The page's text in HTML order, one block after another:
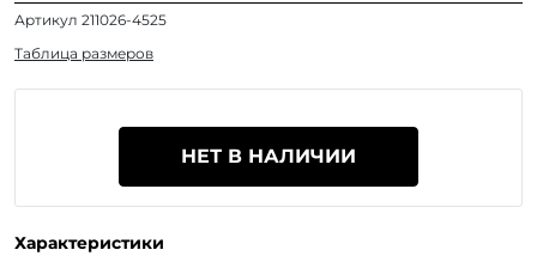
Артикул 211026-4525
Таблица размеров
НЕТ В НАЛИЧИИ
Характеристики